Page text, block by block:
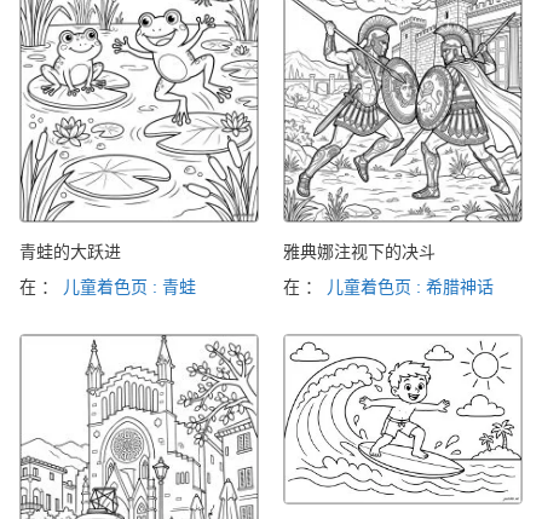
青蛙的大跃进
在 ：
儿童着色页 : 青蛙
雅典娜注视下的决斗
在 ：
儿童着色页 : 希腊神话